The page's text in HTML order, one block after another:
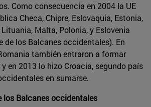
Como consecuencia en 2004 la UE
Checa, Chipre, Eslovaquia, Estonia,
Malta, Polonia, y Eslovenia
de los Balcanes occidentales). En
también entraron a formar
en 2013 lo hizo Croacia, segundo país
en sumarse.
los Balcanes occidentales